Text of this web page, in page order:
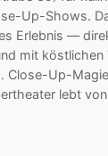
Up-Shows.
Erlebnis —
mit köstlichen
Close-Up-
lebt